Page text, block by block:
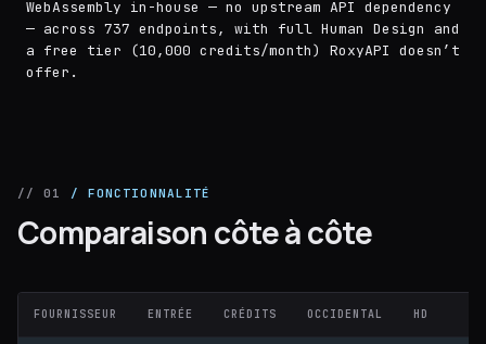
WebAssembly in-house — no upstream API dependency
— across 737 endpoints, with full Human Design and
a free tier (10,000 credits/month) RoxyAPI doesn’t
offer.
// 01 / FONCTIONNALITÉ
Comparaison côte à côte
FOURNISSEUR ENTRÉE CRÉDITS OCCIDENTAL HD